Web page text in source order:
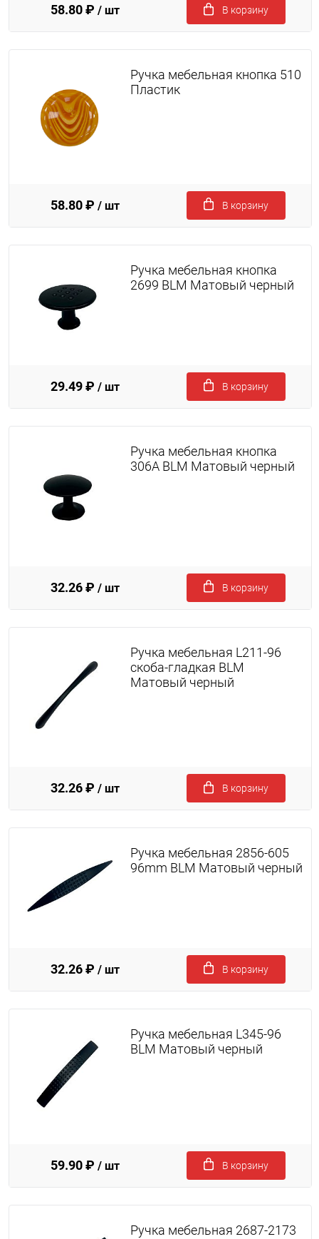
58.80 ₽ / шт В корзину
Ручка мебельная кнопка 510
Пластик
58.80 ₽ / шт В корзину
Ручка мебельная кнопка
2699 BLM Матовый черный
29.49 ₽ / шт В корзину
Ручка мебельная кнопка
306A BLM Матовый черный
32.26 ₽ / шт В корзину
Ручка мебельная L211-96
скоба-гладкая BLM
Матовый черный
32.26 ₽ / шт В корзину
Ручка мебельная 2856-605
96mm BLM Матовый черный
32.26 ₽ / шт В корзину
Ручка мебельная L345-96
BLM Матовый черный
59.90 ₽ / шт В корзину
Ручка мебельная 2687-2173